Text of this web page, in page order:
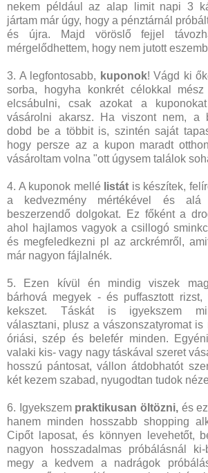
nekem például az alap limit napi 3
jártam már úgy, hogy a pénztárnál
és újra. Majd vöröslő fejjel
mérgelődhettem, hogy nem jutott
3. A legfontosabb, kuponok! Vágd ki
sorba, hogyha konkrét célokkal
elcsábulni, csak azokat a
vásárolni akarsz. Ha viszont nem, a
dobd be a többit is, szintén saját
hogy persze az a kupon maradt
vásároltam volna "ott úgysem találok
4. A kuponok mellé listát is készítek,
a kedvezmény mértékével és alá
beszerzendő dolgokat. Ez főként a
ahol hajlamos vagyok a csillogó
és megfeledkezni pl az arckrémről,
már nagyon fájlalnék.
5. Ezen kívül én mindig viszek
bárhová megyek - és puffasztott
kekszet. Táskát is igyekszem
választani, plusz a vászonszatyromat is
óriási, szép és belefér minden.
valaki kis- vagy nagy táskával szeret
hosszú pántosat, vállon átdobhatót
két kezem szabad, nyugodtan tudok
6. Igyekszem praktikusan öltözni,és ez
hanem minden hosszabb shopping
Cipőt laposat, és könnyen levehetőt,
nagyon hosszadalmas próbálásnál
megy a kedvem a nadrágok